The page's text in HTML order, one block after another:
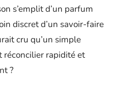
s’emplit d’un parfum
discret d’un savoir-faire
cru qu’un simple
réconcilier rapidité et
?